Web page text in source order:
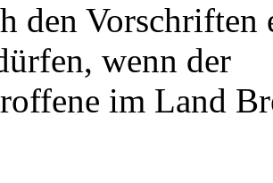
den Vorschriften
wenn der
im Land